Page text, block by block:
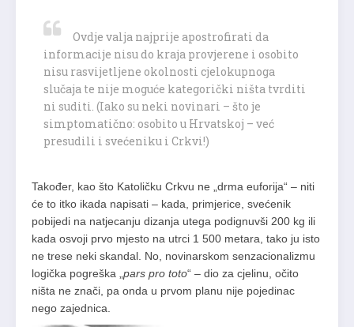
Ovdje valja najprije apostrofirati da
informacije nisu do kraja provjerene i osobito
nisu rasvijetljene okolnosti cjelokupnoga
slučaja te nije moguće kategorički ništa tvrditi
ni suditi. (Iako su neki novinari – što je
simptomatično: osobito u Hrvatskoj – već
presudili i svećeniku i Crkvi!)
Također, kao što Katoličku Crkvu ne „drma euforija“ – niti
će to itko ikada napisati – kada, primjerice, svećenik
pobijedi na natjecanju dizanja utega podignuvši 200 kg ili
kada osvoji prvo mjesto na utrci 1 500 metara, tako ju isto
ne trese neki skandal. No, novinarskom senzacionalizmu
logička pogreška „ pars pro toto“ – dio za cjelinu, očito
ništa ne znači, pa onda u prvom planu nije pojedinac
nego zajednica.